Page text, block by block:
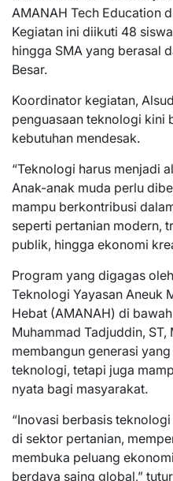
AMANAH Tech Education
Kegiatan ini diikuti 48
hingga SMA yang berasal
Besar.
Koordinator kegiatan,
penguasaan teknologi kini
kebutuhan mendesak.
“Teknologi harus menjadi
Anak-anak muda perlu
mampu berkontribusi
seperti pertanian modern,
publik, hingga ekonomi
Program yang digagas
Teknologi Yayasan Aneuk
Hebat (AMANAH) di
Muhammad Tadjuddin, ST,
membangun generasi
teknologi, tetapi juga
nyata bagi masyarakat.
“Inovasi berbasis
di sektor pertanian,
membuka peluang
berdaya saing global,”